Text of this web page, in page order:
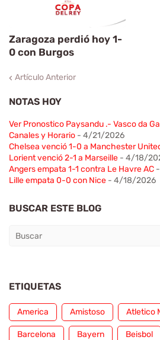
Zaragoza perdió hoy 1-
0 con Burgos
Artículo Anterior
NOTAS HOY
Ver Pronostico Paysandu .- Vasco da
Canales y Horario - 4/21/2026
Chelsea venció 1-0 a Manchester
Lorient venció 2-1 a Marseille - 4/18/
Angers empata 1-1 contra Le Havre AC
Lille empata 0-0 con Nice - 4/18/2026
BUSCAR ESTE BLOG
ETIQUETAS
America Amistoso Atletico
Barcelona Bayern Beisbol